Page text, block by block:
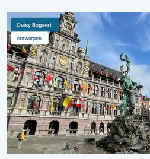
Stuur jouw weerfoto van de